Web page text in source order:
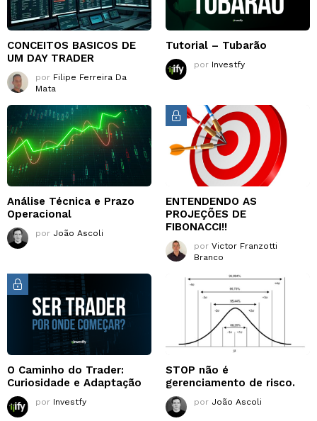
CONCEITOS BASICOS DE
UM DAY TRADER
por Filipe Ferreira Da
Mata
Tutorial – Tubarão
por Investfy
Análise Técnica e Prazo
Operacional
por João Ascoli
ENTENDENDO AS
PROJEÇÕES DE
FIBONACCI!!
por Victor Franzotti
Branco
O Caminho do Trader:
Curiosidade e Adaptação
por Investfy
STOP não é
gerenciamento de risco.
por João Ascoli